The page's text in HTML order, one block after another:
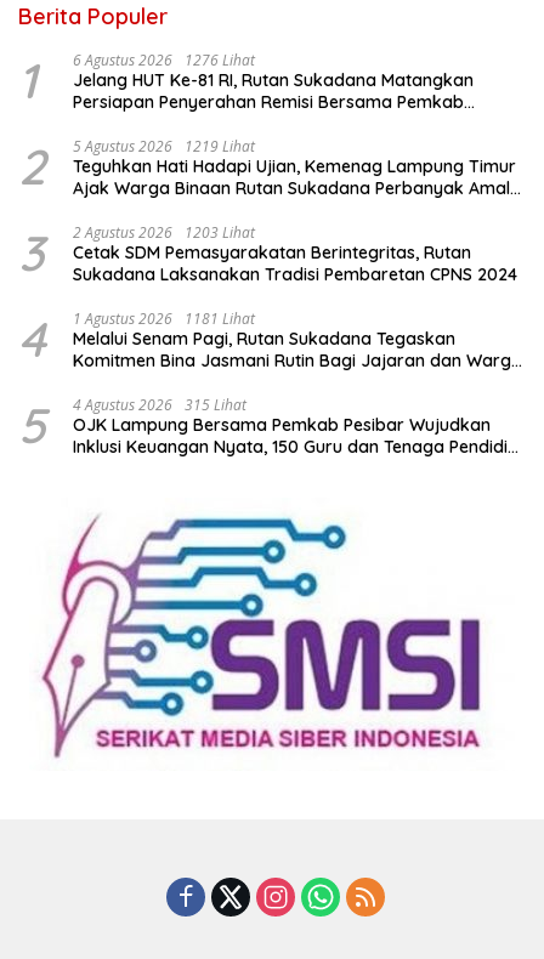
Berita Populer
1 6 Agustus 2026 1276 Lihat
Jelang HUT Ke-81 RI, Rutan Sukadana Matangkan
Persiapan Penyerahan Remisi Bersama Pemkab
2 5 Agustus 2026 1219 Lihat
Teguhkan Hati Hadapi Ujian, Kemenag Lampung Timur
Ajak Warga Binaan Rutan Sukadana Perbanyak Amal
3 2 Agustus 2026 1203 Lihat
Cetak SDM Pemasyarakatan Berintegritas, Rutan
Sukadana Laksanakan Tradisi Pembaretan CPNS 2024
4 1 Agustus 2026 1181 Lihat
Melalui Senam Pagi, Rutan Sukadana Tegaskan
Komitmen Bina Jasmani Rutin Bagi Jajaran dan Warga
5 4 Agustus 2026 315 Lihat
OJK Lampung Bersama Pemkab Pesibar Wujudkan
Inklusi Keuangan Nyata, 150 Guru dan Tenaga Pendidik